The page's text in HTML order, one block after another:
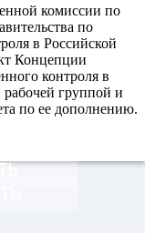
комиссии по
по
в Российской
Концепции
контроля в
группой и
по ее дополнению.